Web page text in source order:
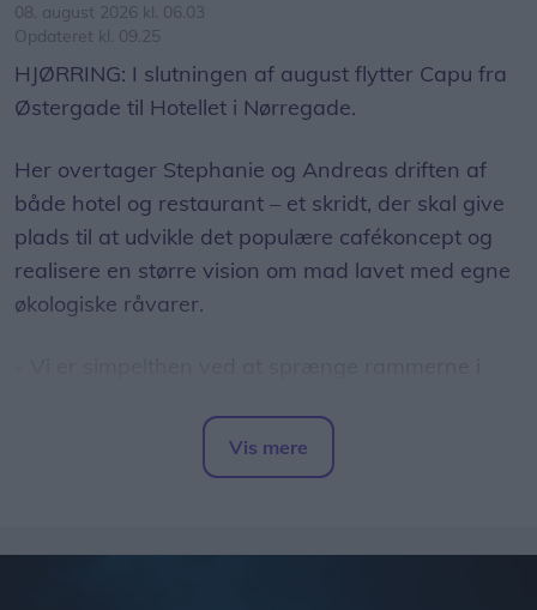
08. august 2026 kl. 06.03
Opdateret kl. 09.25
HJØRRING: I slutningen af august flytter Capu fra
Østergade til Hotellet i Nørregade.
Her overtager Stephanie og Andreas driften af
både hotel og restaurant – et skridt, der skal give
plads til at udvikle det populære cafékoncept og
realisere en større vision om mad lavet med egne
økologiske råvarer.
plads, og nu får vi mulighed for for alvor at folde
vores idéer ud og tage Capu til det næste niveau,
Vis mere